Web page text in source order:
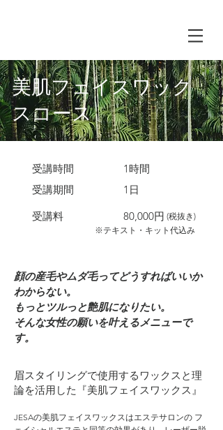
美肌フェイスワック
スコース
​受講時間
​受講期間
​受講料
​1時間
1日
80,000円 (税抜き)
※テキスト・キット代込み
顔の産毛やムダ毛ってどうすればいいか
わからない。
もっとツルっと艶肌になりたい。
​そんな女性の願いを叶えるメニューで
す。
眉スタイリングで使用するワックスと理
論を活用した『美肌フェイスワックス』
JESAの美肌フェイスワックスはエステサロンの フ